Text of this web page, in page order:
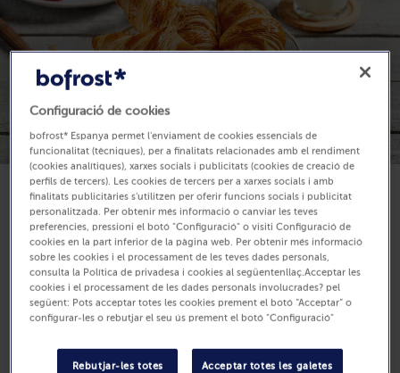
Disponible
6,99 €
Unitats: 8
440 g (Preu per Kg 15.89 €)
Configuració de cookies
bofrost* Espanya permet l'enviament de cookies essencials de
funcionalitat (tècniques), per a finalitats relacionades amb el rendiment
(cookies analítiques), xarxes socials i publicitats (cookies de creació de
perfils de tercers). Les cookies de tercers per a xarxes socials i amb
finalitats publicitàries s'utilitzen per oferir funcions socials i publicitat
personalitzada. Per obtenir més informació o canviar les teves
preferències, pressioni el botó "Configuració" o visiti Configuració de
cookies en la part inferior de la pàgina web. Per obtenir més informació
sobre les cookies i el processament de les teves dades personals,
consulta la Política de privadesa i cookies al següentenllaç.Acceptar les
cookies i el processament de les dades personals involucrades? pel
següent: Pots acceptar totes les cookies prement el botó “Acceptar” o
configurar-les o rebutjar el seu ús prement el botó "Configuració"
Rebutjar-les totes Acceptar totes les galetes